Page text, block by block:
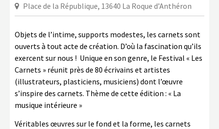
Place de la République, 13640 La Roque d’Anthéron
Objets de l’intime, supports modestes, les carnets sont
ouverts à tout acte de création. D’où la fascination qu’ils
exercent sur nous ! Unique en son genre, le Festival « Les
Carnets » réunit près de 80 écrivains et artistes
(illustrateurs, plasticiens, musiciens) dont l’œuvre
s’inspire des carnets. Thème de cette édition : « La
musique intérieure »
Véritables œuvres sur le fond et la forme, les carnets